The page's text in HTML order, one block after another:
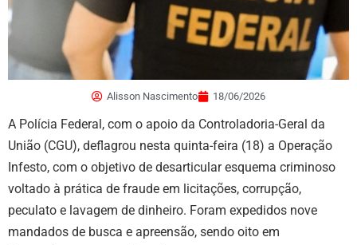
Alisson Nascimento 18/06/2026
A Polícia Federal, com o apoio da Controladoria-Geral da
União (CGU), deflagrou nesta quinta-feira (18) a Operação
Infesto, com o objetivo de desarticular esquema criminoso
voltado à prática de fraude em licitações, corrupção,
peculato e lavagem de dinheiro. Foram expedidos nove
mandados de busca e apreensão, sendo oito em